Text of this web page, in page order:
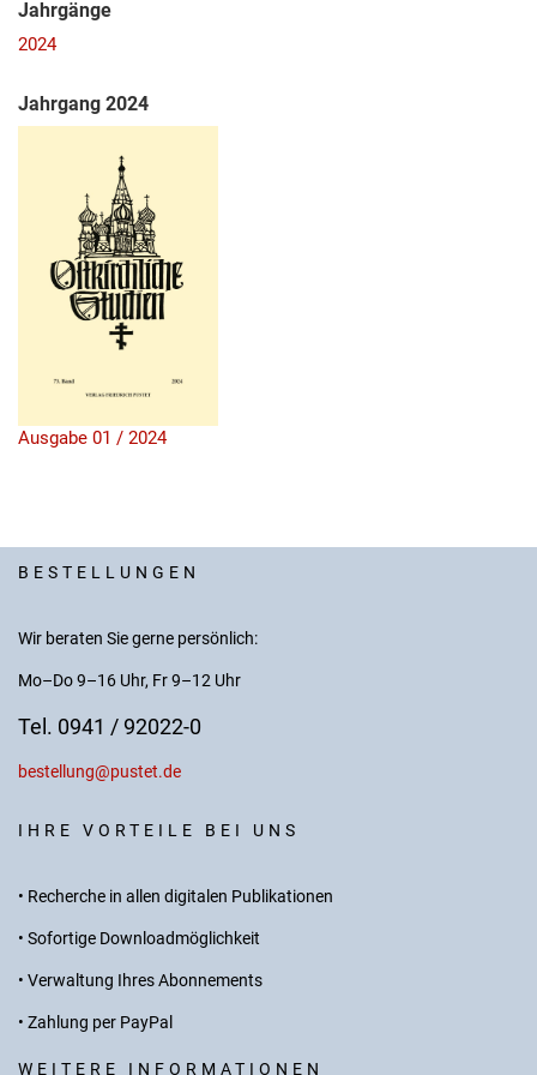
Jahrgänge
2024
Jahrgang 2024
Ausgabe 01 / 2024
BESTELLUNGEN
Wir beraten Sie gerne persönlich:
Mo–Do 9–16 Uhr, Fr 9–12 Uhr
Tel. 0941 / 92022-0
bestellung@pustet.de
IHRE VORTEILE BEI UNS
• Recherche in allen digitalen Publikationen
• Sofortige Downloadmöglichkeit
• Verwaltung Ihres Abonnements
• Zahlung per PayPal
WEITERE INFORMATIONEN